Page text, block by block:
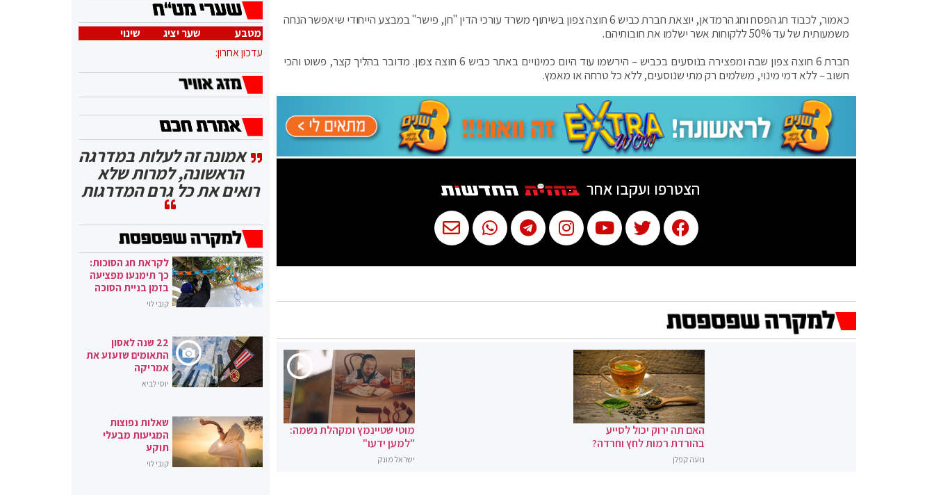
כאמור, לכבוד חג הפסח וחג הרמדאן, יוצאת חברת כביש 6 חוצה צפון בשיתוף משרד עורכי הדין "חן, פישר" במבצע הייחודי שיאפשר הנחה
משמעותית של עד 50% ללקוחות אשר ישלמו את חובותיהם.
חברת 6 חוצה צפון שבה ומפצירה בנוסעים בכביש – הירשמו עוד היום כמינויים באתר כביש 6 חוצה צפון. מדובר בהליך קצר, פשוט והכי
חשוב – ללא דמי מינוי, משלמים רק מתי שנוסעים, ללא כל טרחה או מאמץ.
הצטרפו ועקבו אחר
האם תה ירוק יכול לסייע
בהורדת רמות לחץ וחרדה?
נועה קפלן
מוטי שטיינמץ ומקהלת נשמה:
"למען ידעו"
ישראל מונק
מטבע שער יציג
שינוי
עדכון אחרון:
אמונה זה לעלות במדרגה
הראשונה, למרות שלא
רואים את כל גרם המדרגות
לקראת חג הסוכות:
כך תימנעו מפציעה
בזמן בניית הסוכה
קובי לוי
22 שנה לאסון
התאומים שזעזע את
אמריקה
יוסי לביא
שאלות נפוצות
המגיעות מבעלי
תוקע
קובי לוי